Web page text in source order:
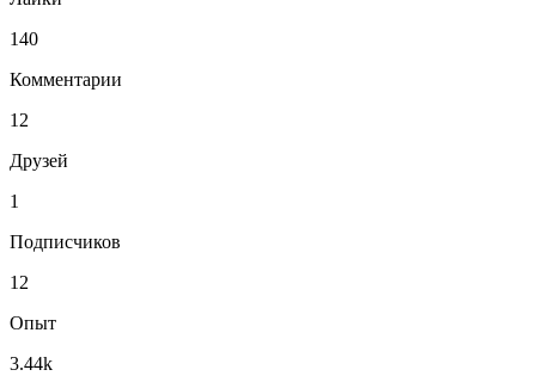
140
Комментарии
12
Друзей
1
Подписчиков
12
Опыт
3.44k